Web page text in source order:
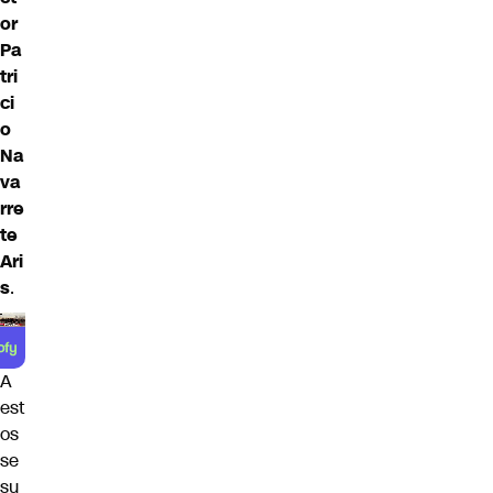
or
Pa
tri
ci
o
Na
va
rre
te
Ari
s.
A
est
os
se
su